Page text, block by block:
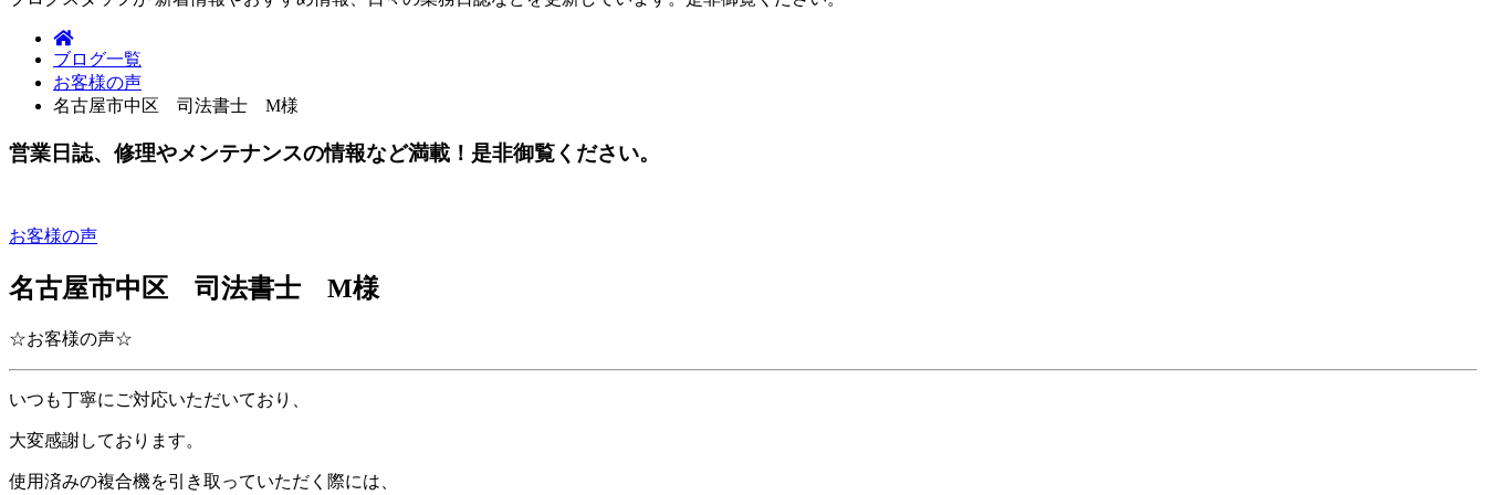
ブログ一覧
お客様の声
名古屋市中区 司法書士 M様
営業日誌、修理やメンテナンスの情報など満載！是非御覧ください。
お客様の声
名古屋市中区 司法書士 M様
☆お客様の声☆
いつも丁寧にご対応いただいており、
大変感謝しております。
使用済みの複合機を引き取っていただく際には、